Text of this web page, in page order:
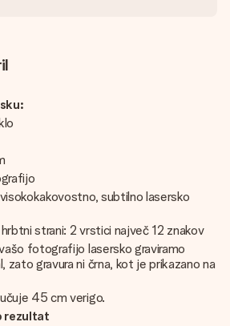
subtilno lasersko
strani: 2 vrstici največ 12 znakov
fotografijo lasersko graviramo
zato gravura ni črna, kot je prikazano na
45 cm verigo.
rezultat